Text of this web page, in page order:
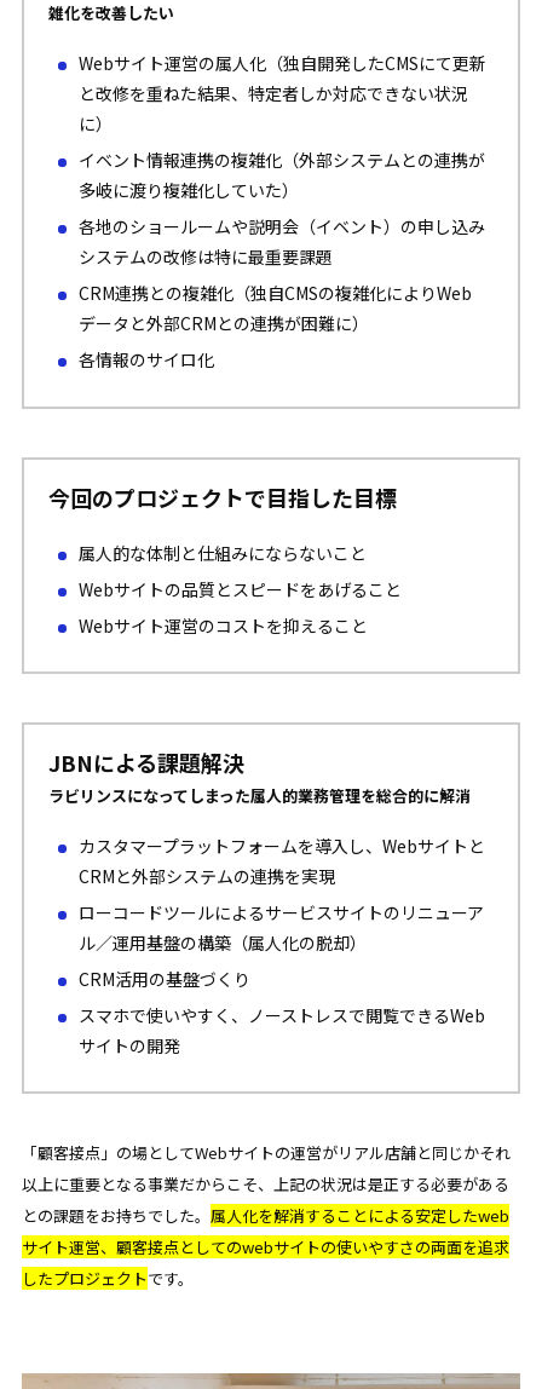
雑化を改善したい
Webサイト運営の属人化（独自開発したCMSにて更新
と改修を重ねた結果、特定者しか対応できない状況
に）
イベント情報連携の複雑化（外部システムとの連携が
多岐に渡り複雑化していた）
各地のショールームや説明会（イベント）の申し込み
システムの改修は特に最重要課題
CRM連携との複雑化（独自CMSの複雑化によりWeb
データと外部CRMとの連携が困難に）
各情報のサイロ化
今回のプロジェクトで目指した目標
属人的な体制と仕組みにならないこと
Webサイトの品質とスピードをあげること
Webサイト運営のコストを抑えること
JBNによる課題解決
ラビリンスになってしまった属人的業務管理を総合的に解消
カスタマープラットフォームを導入し、Webサイトと
CRMと外部システムの連携を実現
ローコードツールによるサービスサイトのリニューア
ル／運用基盤の構築（属人化の脱却）
CRM活用の基盤づくり
スマホで使いやすく、ノーストレスで閲覧できるWeb
サイトの開発
「顧客接点」の場としてWebサイトの運営がリアル店舗と同じかそれ
以上に重要となる事業だからこそ、上記の状況は是正する必要がある
との課題をお持ちでした。 属人化を解消することによる安定したweb
サイト運営、顧客接点としてのwebサイトの使いやすさの両面を追求
したプロジェクトです。